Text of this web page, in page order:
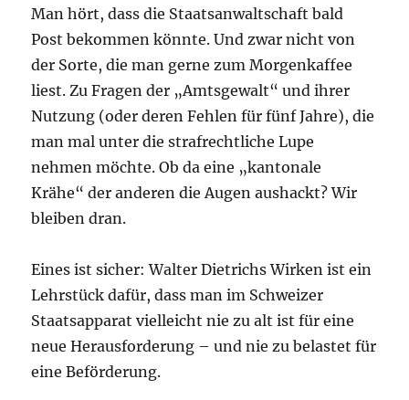
Man hört, dass die Staatsanwaltschaft bald
Post bekommen könnte. Und zwar nicht von
der Sorte, die man gerne zum Morgenkaffee
liest. Zu Fragen der „Amtsgewalt“ und ihrer
Nutzung (oder deren Fehlen für fünf Jahre), die
man mal unter die strafrechtliche Lupe
nehmen möchte. Ob da eine „kantonale
Krähe“ der anderen die Augen aushackt? Wir
bleiben dran.
Eines ist sicher: Walter Dietrichs Wirken ist ein
Lehrstück dafür, dass man im Schweizer
Staatsapparat vielleicht nie zu alt ist für eine
neue Herausforderung – und nie zu belastet für
eine Beförderung.